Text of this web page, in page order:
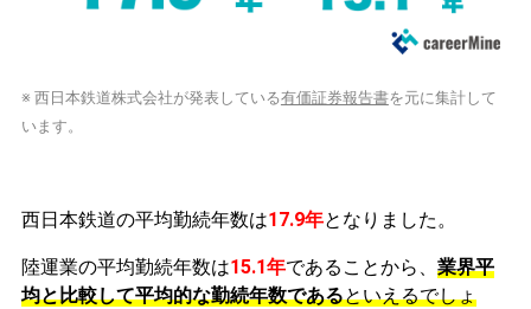
※ 西日本鉄道株式会社が発表している有価証券報告書を元に集計して
います。
西日本鉄道の平均勤続年数は17.9年となりました。
陸運業の平均勤続年数は15.1年であることから、 業界平
均と比較して平均的な勤続年数であるといえるでしょ